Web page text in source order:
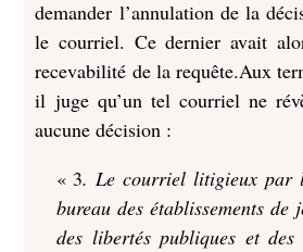
demander l’annulation de la
le courriel. Ce dernier avait
recevabilité de la requête.Aux
il juge qu’un tel courriel ne
aucune décision :
« 3. Le courriel litigieux par
bureau des établissements
des libertés publiques et